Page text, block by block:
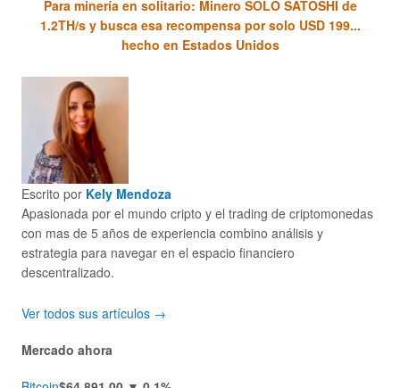
Para minería en solitario: Minero SOLO SATOSHI de
1.2TH/s y busca esa recompensa por solo USD 199...
hecho en Estados Unidos
Escrito por Kely Mendoza
Apasionada por el mundo cripto y el trading de criptomonedas
con mas de 5 años de experiencia combino análisis y
estrategia para navegar en el espacio financiero
descentralizado.
Ver todos sus artículos →
Mercado ahora